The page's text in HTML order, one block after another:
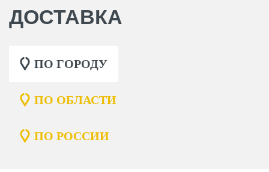
ДОСТАВКА
ПО ГОРОДУ
ПО ОБЛАСТИ
ПО РОССИИ